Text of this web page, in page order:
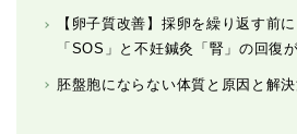
【卵子質改善】採卵を繰り返す前
「SOS」と不妊鍼灸「腎」の回復
胚盤胞にならない体質と原因と解